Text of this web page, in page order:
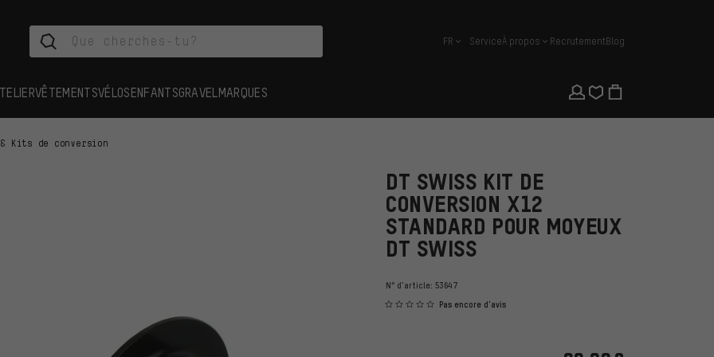
français
FR ServiceÀ propos RecrutementBlog
VÊTEMENTSVÉLOSENFANTSGRAVEL MARQUES
Kits de conversion
DT SWISS KIT DE
CONVERSION X12
STANDARD POUR MOYEUX
DT SWISS
N° d'article: 53647
Pas encore d'avis